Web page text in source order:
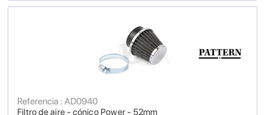
Filtro de aire - cónico Power - 52mm
Referencia : AD0940